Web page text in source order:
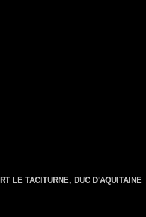
LE TACITURNE, DUC D'AQUITAINE